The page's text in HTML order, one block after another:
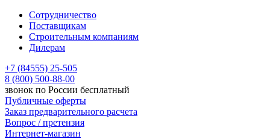
Сотрудничество
Поставщикам
Строительным компаниям
Дилерам
+7 (84555) 25-505
8 (800) 500-88-00
звонок по России бесплатный
Публичные оферты
Заказ предварительного расчета
Вопрос / претензия
Интернет-магазин